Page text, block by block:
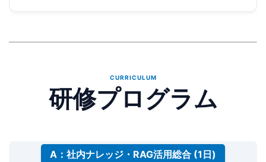
CURRICULUM
研修プログラム
A：社内ナレッジ・RAG活用総合 (1日)